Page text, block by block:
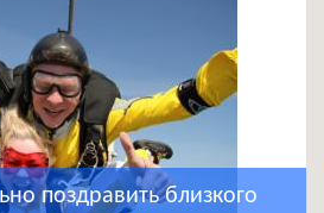
поздравить близкого